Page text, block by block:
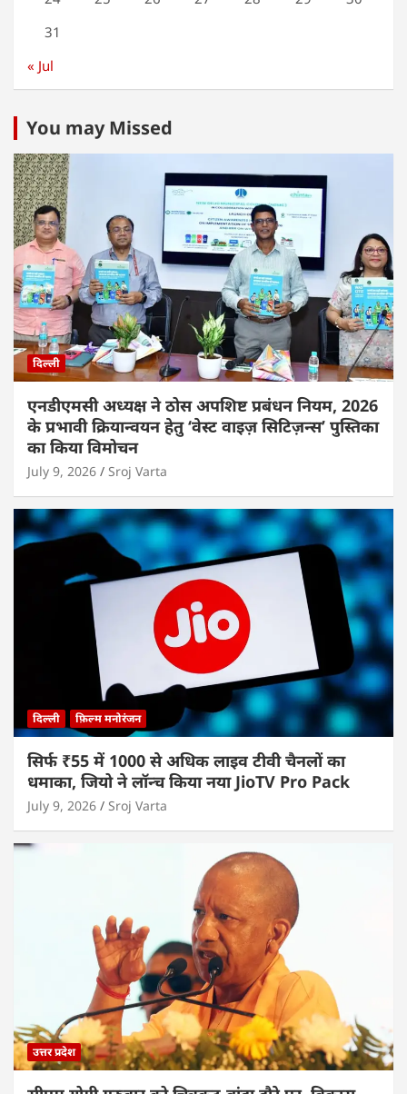
31
« Jul
You may Missed
दिल्ली
एनडीएमसी अध्यक्ष ने ठोस अपशिष्ट प्रबंधन नियम, 2026
के प्रभावी क्रियान्वयन हेतु ‘वेस्ट वाइज़ सिटिज़न्स’ पुस्तिका
का किया विमोचन
July 9, 2026 Sroj Varta
दिल्ली फ़िल्म मनोरंजन
सिर्फ ₹55 में 1000 से अधिक लाइव टीवी चैनलों का
धमाका, जियो ने लॉन्च किया नया JioTV Pro Pack
July 9, 2026 Sroj Varta
उत्तर प्रदेश